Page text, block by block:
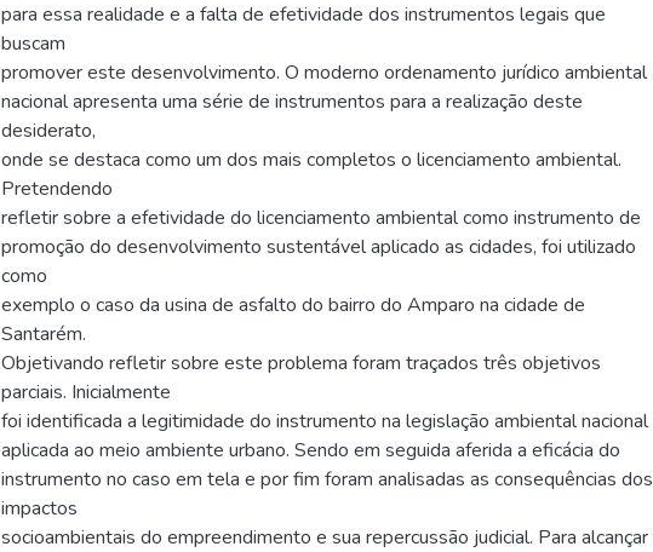
para essa realidade e a falta de efetividade dos instrumentos legais que
buscam
promover este desenvolvimento. O moderno ordenamento jurídico ambiental
nacional apresenta uma série de instrumentos para a realização deste
desiderato,
onde se destaca como um dos mais completos o licenciamento ambiental.
Pretendendo
refletir sobre a efetividade do licenciamento ambiental como instrumento de
promoção do desenvolvimento sustentável aplicado as cidades, foi utilizado
como
exemplo o caso da usina de asfalto do bairro do Amparo na cidade de
Santarém.
Objetivando refletir sobre este problema foram traçados três objetivos
parciais. Inicialmente
foi identificada a legitimidade do instrumento na legislação ambiental nacional
aplicada ao meio ambiente urbano. Sendo em seguida aferida a eficácia do
instrumento no caso em tela e por fim foram analisadas as consequências dos
impactos
socioambientais do empreendimento e sua repercussão judicial. Para alcançar